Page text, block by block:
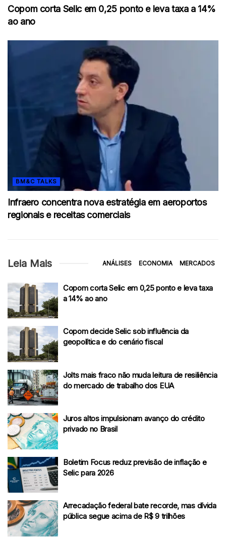
Copom corta Selic em 0,25 ponto e leva taxa a 14%
ao ano
BM&C TALKS
Infraero concentra nova estratégia em aeroportos
regionais e receitas comerciais
Leia Mais ANÁLISES ECONOMIA MERCADOS
Copom corta Selic em 0,25 ponto e leva taxa
a 14% ao ano
Copom decide Selic sob influência da
geopolítica e do cenário fiscal
Jolts mais fraco não muda leitura de resiliência
do mercado de trabalho dos EUA
Juros altos impulsionam avanço do crédito
privado no Brasil
Boletim Focus reduz previsão de inflação e
Selic para 2026
Arrecadação federal bate recorde, mas dívida
pública segue acima de R$ 9 trilhões